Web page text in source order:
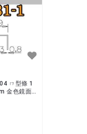
ㄇ型條 1
金色鏡面】